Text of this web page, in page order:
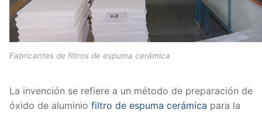
Fabricantes de filtros de espuma cerámica
La invención se refiere a un método de preparación de
óxido de aluminio filtro de espuma cerámica para la